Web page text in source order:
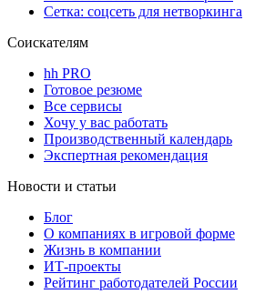
Сетка: соцсеть для нетворкинга
Соискателям
hh PRO
Готовое резюме
Все сервисы
Хочу у вас работать
Производственный календарь
Экспертная рекомендация
Новости и статьи
Блог
О компаниях в игровой форме
Жизнь в компании
ИТ-проекты
Рейтинг работодателей России